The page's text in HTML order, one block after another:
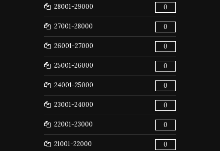
28001-29000 0
27001-28000 0
26001-27000 0
25001-26000 0
24001-25000 0
23001-24000 0
22001-23000 0
21001-22000 0